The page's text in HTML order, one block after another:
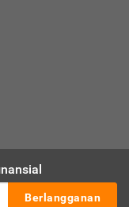
Berlangganan